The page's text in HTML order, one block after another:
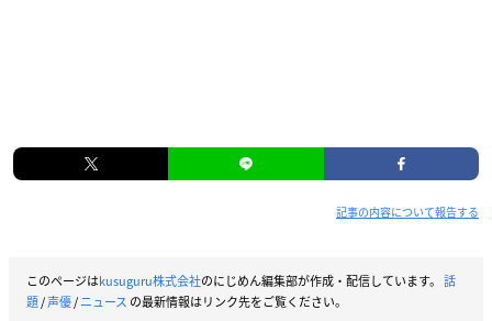
記事の内容について報告する
このページはkusuguru株式会社のにじめん編集部が作成・配信しています。 話
題/声優/ニュース の最新情報はリンク先をご覧ください。